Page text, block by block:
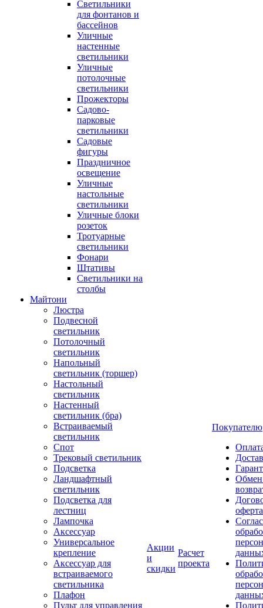
Светильники
для фонтанов и
бассейнов
Уличные
настенные
светильники
Уличные
потолочные
светильники
Прожекторы
Садово-
парковые
светильники
Садовые
фигуры
Праздничное
освещение
Уличные
настольные
светильники
Уличные блоки
розеток
Тротуарные
светильники
Фонари
Штативы
Светильники на
столбы
Майтони
Люстра
Подвесной
светильник
Потолочный
светильник
Напольный
светильник (торшер)
Настольный
светильник
Настенный
светильник (бра)
Встраиваемый
светильник
Спот
Трековый светильник
Подсветка
Ландшафтный
светильник
Подсветка для
лестниц
Лампочка
Аксессуар
Универсальное
крепление
Аксессуар для
встраиваемого
светильника
Плафон
Пульт для управления
Акции
и
скидки
Расчет
проекта
Покупателю
оферта